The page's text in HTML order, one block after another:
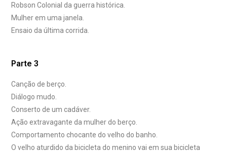
Robson Colonial da guerra histórica.
Mulher em uma janela.
Ensaio da última corrida.
Parte 3
Canção de berço.
Diálogo mudo.
Conserto de um cadáver.
Ação extravagante da mulher do berço.
Comportamento chocante do velho do banho.
O velho aturdido da bicicleta do menino vai em sua bicicleta